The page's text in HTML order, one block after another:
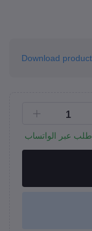
أطلب عبر الواتساب